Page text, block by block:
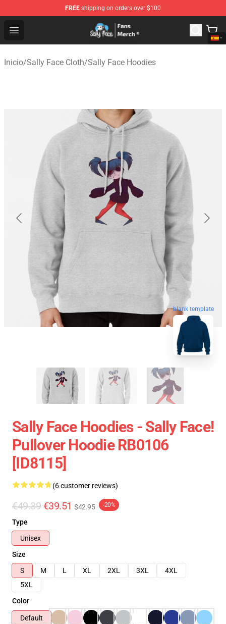
FREE shipping on orders over $100
Open menu
Sally Face Store - Official Sally Face Merchandise Shop
Inicio/Sally Face Cloth/Sally Face Hoodies
blank template
Sally Face Hoodies - Sally Face!
Pullover Hoodie RB0106
[ID8115]
(6 customer reviews)
€49.39 €39.51 $42.95 -20%
Type
Unisex
Size
S
M L XL 2XL 3XL
4XL
5XL
Color
Default